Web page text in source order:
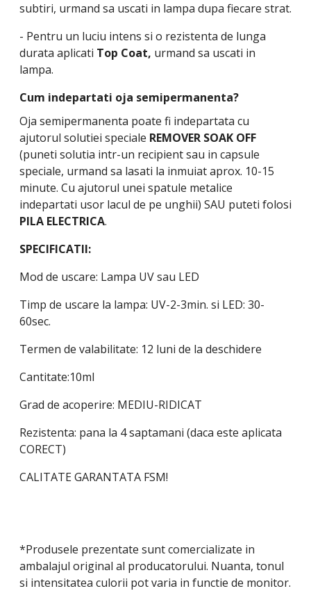
subtiri, urmand sa uscati in lampa dupa fiecare strat.
- Pentru un luciu intens si o rezistenta de lunga
durata aplicati Top Coat, urmand sa uscati in
lampa.
Cum indepartati oja semipermanenta?
Oja semipermanenta poate fi indepartata cu
ajutorul solutiei speciale REMOVER SOAK OFF
(puneti solutia intr-un recipient sau in capsule
speciale, urmand sa lasati la inmuiat aprox. 10-15
minute. Cu ajutorul unei spatule metalice
indepartati usor lacul de pe unghii) SAU puteti folosi
PILA ELECTRICA.
SPECIFICATII:
Mod de uscare: Lampa UV sau LED
Timp de uscare la lampa: UV-2-3min. si LED: 30-
60sec.
Termen de valabilitate: 12 luni de la deschidere
Cantitate:10ml
Grad de acoperire: MEDIU-RIDICAT
Rezistenta: pana la 4 saptamani (daca este aplicata
CORECT)
CALITATE GARANTATA FSM!
*Produsele prezentate sunt comercializate in
ambalajul original al producatorului. Nuanta, tonul
si intensitatea culorii pot varia in functie de monitor.